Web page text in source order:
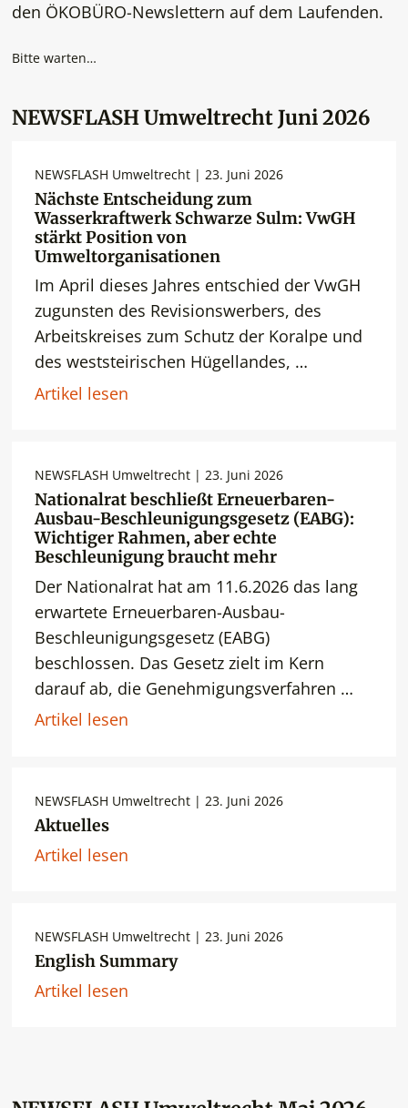
NEWSFLASH Umweltrecht Juni 2026
NEWSFLASH Umweltrecht | 23. Juni 2026
Nächste Entscheidung zum
Wasserkraftwerk Schwarze Sulm: VwGH
stärkt Position von
Umweltorganisationen
Im April dieses Jahres entschied der VwGH
zugunsten des Revisionswerbers, des
Arbeitskreises zum Schutz der Koralpe und
des weststeirischen Hügellandes, …
Artikel lesen
NEWSFLASH Umweltrecht | 23. Juni 2026
Nationalrat beschließt Erneuerbaren-
Ausbau-Beschleunigungsgesetz (EABG):
Wichtiger Rahmen, aber echte
Beschleunigung braucht mehr
Der Nationalrat hat am 11.6.2026 das lang
erwartete Erneuerbaren-Ausbau-
Beschleunigungsgesetz (EABG)
beschlossen. Das Gesetz zielt im Kern
darauf ab, die Genehmigungsverfahren …
Artikel lesen
NEWSFLASH Umweltrecht | 23. Juni 2026
Aktuelles
Artikel lesen
NEWSFLASH Umweltrecht | 23. Juni 2026
English Summary
Artikel lesen
den ÖKOBÜRO-Newslettern auf dem Laufenden.
Bitte warten…